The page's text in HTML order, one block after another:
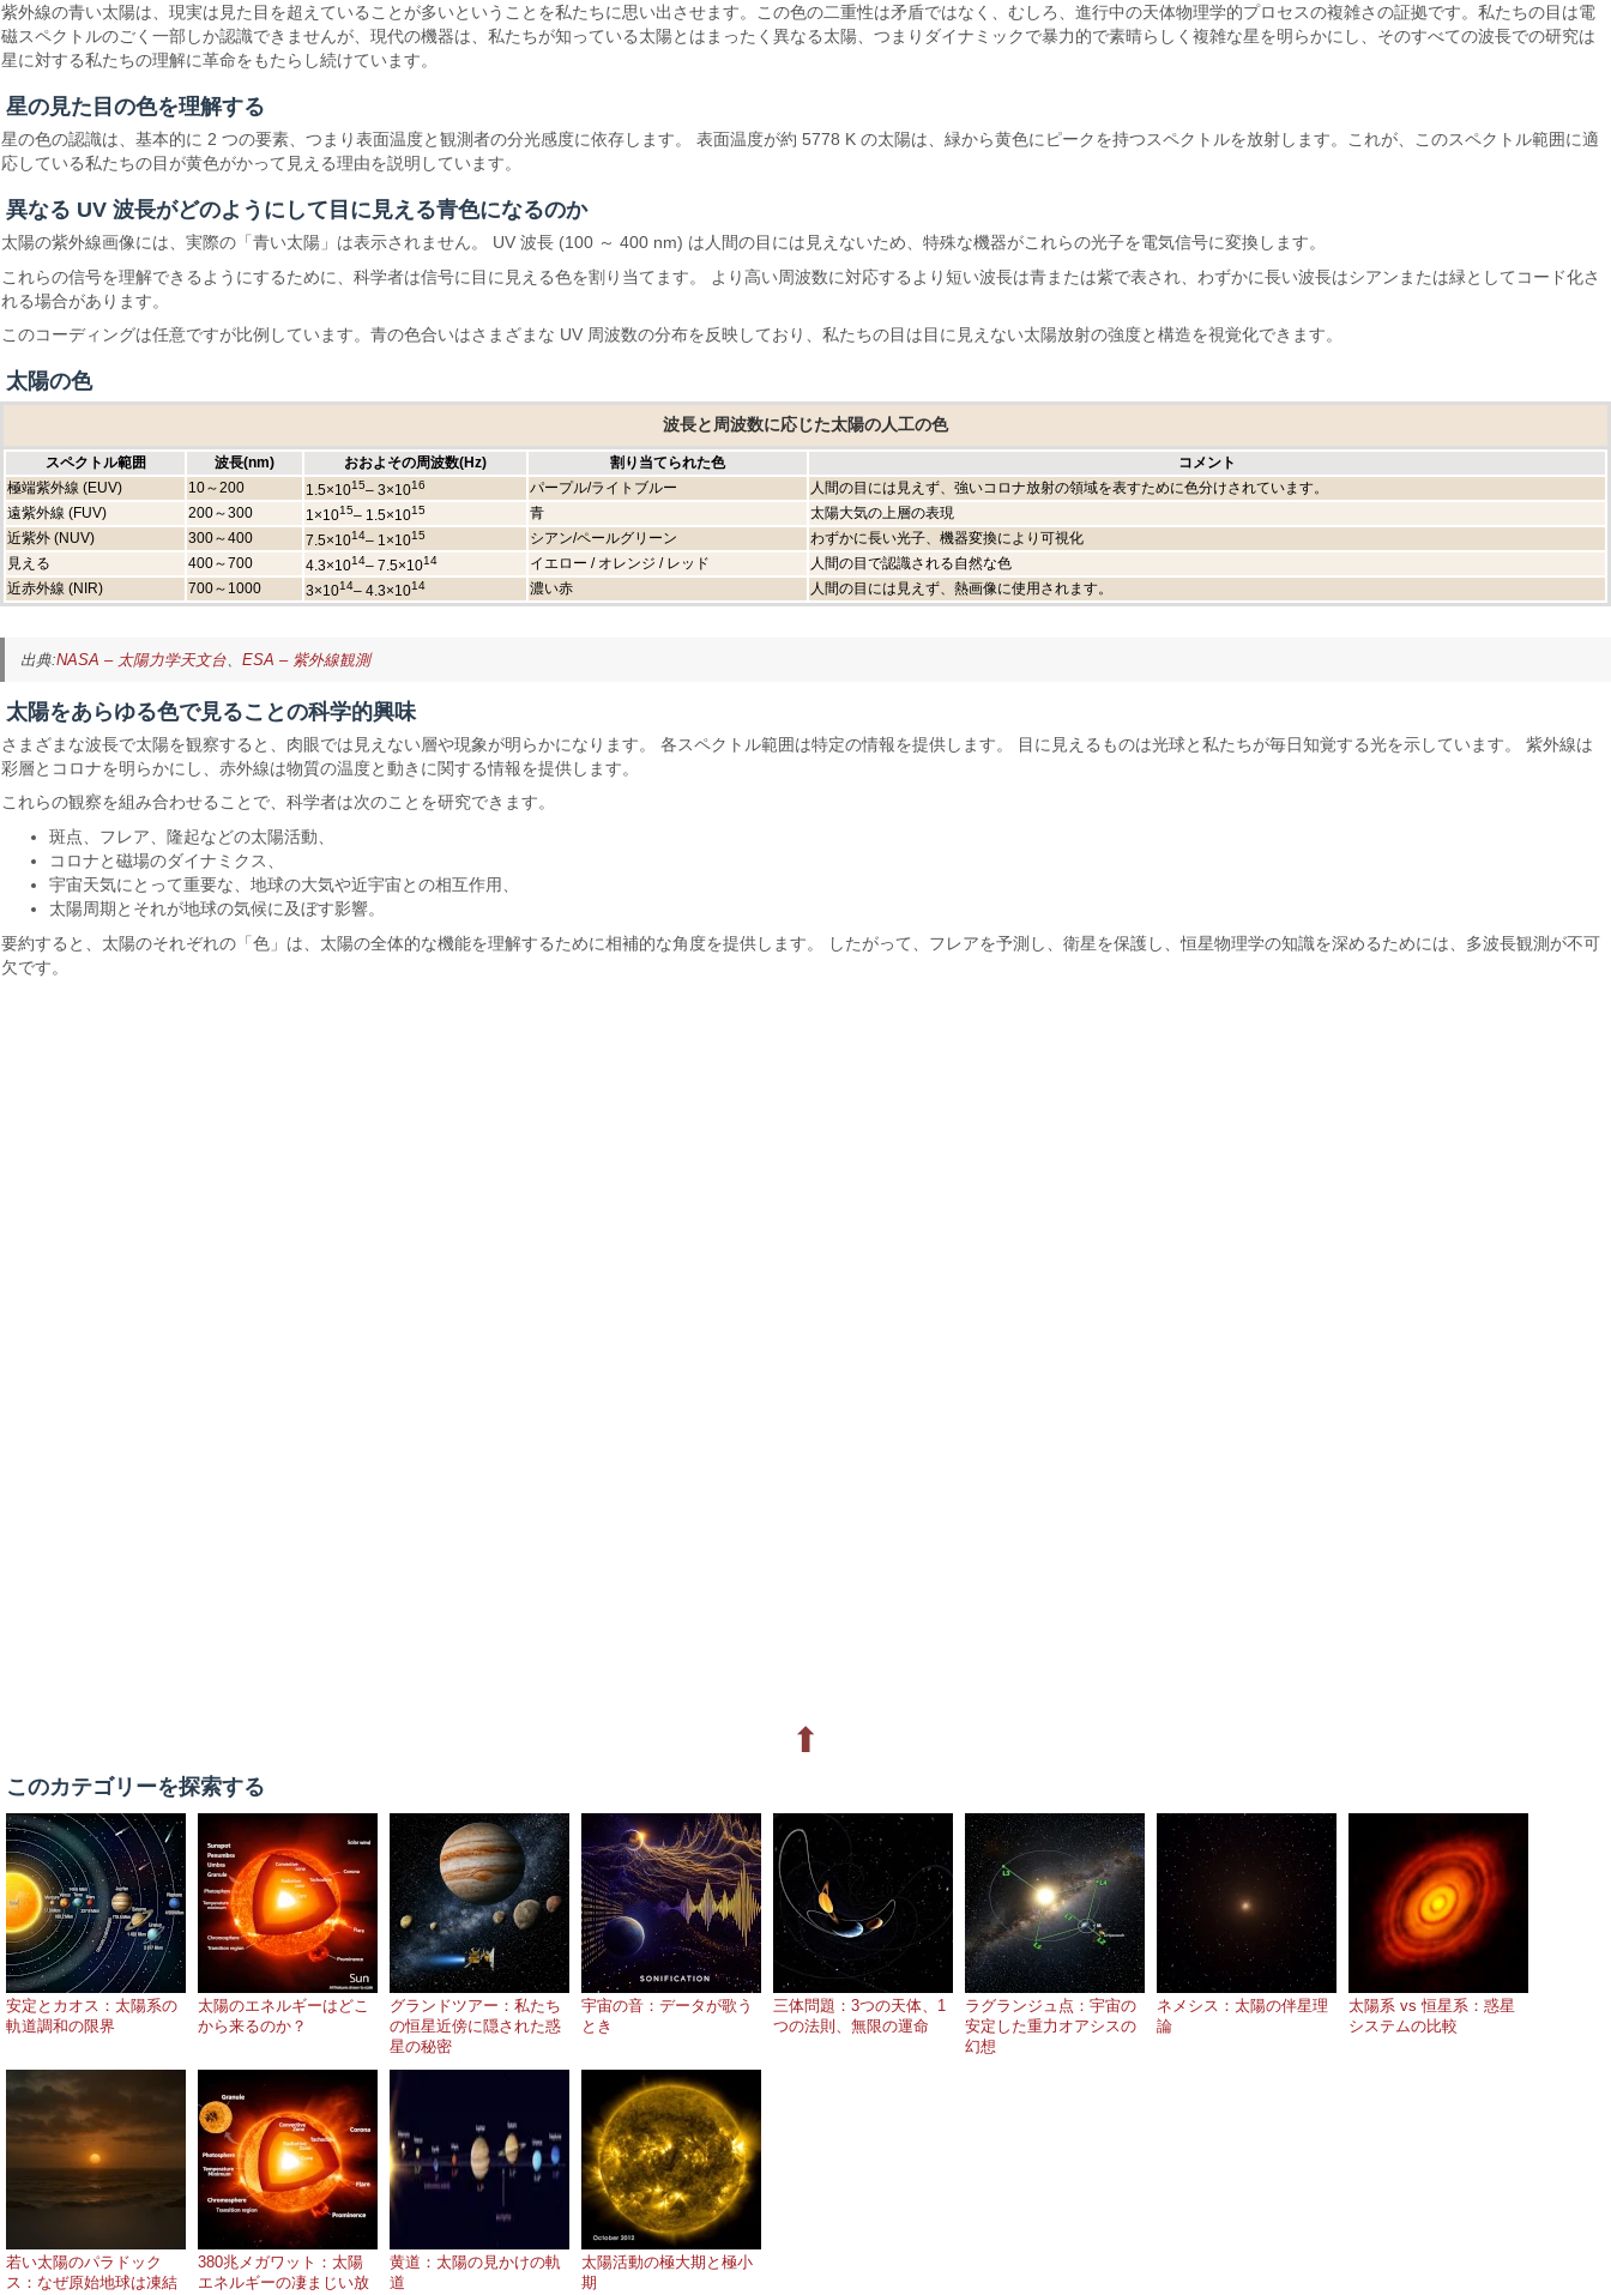
紫外線の青い太陽は、現実は見た目を超えていることが多いということを私たちに思い出させます。この色の二重性は矛盾ではなく、むしろ、進行中の天体物理学的プロセスの複雑さの証拠です。私たちの目は電
磁スペクトルのごく一部しか認識できませんが、現代の機器は、私たちが知っている太陽とはまったく異なる太陽、つまりダイナミックで暴力的で素晴らしく複雑な星を明らかにし、そのすべての波長での研究は
星に対する私たちの理解に革命をもたらし続けています。
星の見た目の色を理解する
星の色の認識は、基本的に 2 つの要素、つまり表面温度と観測者の分光感度に依存します。 表面温度が約 5778 K の太陽は、緑から黄色にピークを持つスペクトルを放射します。これが、このスペクトル範囲に適
応している私たちの目が黄色がかって見える理由を説明しています。
異なる UV 波長がどのようにして目に見える青色になるのか
太陽の紫外線画像には、実際の「青い太陽」は表示されません。 UV 波長 (100 ～ 400 nm) は人間の目には見えないため、特殊な機器がこれらの光子を電気信号に変換します。
これらの信号を理解できるようにするために、科学者は信号に目に見える色を割り当てます。 より高い周波数に対応するより短い波長は青または紫で表され、わずかに長い波長はシアンまたは緑としてコード化さ
れる場合があります。
このコーディングは任意ですが比例しています。青の色合いはさまざまな UV 周波数の分布を反映しており、私たちの目は目に見えない太陽放射の強度と構造を視覚化できます。
太陽の色
波長と周波数に応じた太陽の人工の色
スペクトル範囲 波長(nm) おおよその周波数(Hz) 割り当てられた色
コメント
極端紫外線 (EUV)
10～200 1.5×1015– 3×1016 パープル/ライトブルー
人間の目には見えず、強いコロナ放射の領域を表すために色分けされています。
遠紫外線 (FUV)
200～300 1×1015– 1.5×1015 青
太陽大気の上層の表現
近紫外 (NUV)
300～400 7.5×1014– 1×1015 シアン/ペールグリーン
わずかに長い光子、機器変換により可視化
見える
400～700 4.3×1014– 7.5×1014 イエロー / オレンジ / レッド
人間の目で認識される自然な色
近赤外線 (NIR)
700～1000 3×1014– 4.3×1014 濃い赤 人間の目には見えず、熱画像に使用されます。
出典:NASA – 太陽力学天文台、 ESA – 紫外線観測
太陽をあらゆる色で見ることの科学的興味
さまざまな波長で太陽を観察すると、肉眼では見えない層や現象が明らかになります。 各スペクトル範囲は特定の情報を提供します。 目に見えるものは光球と私たちが毎日知覚する光を示しています。 紫外線は
彩層とコロナを明らかにし、赤外線は物質の温度と動きに関する情報を提供します。
これらの観察を組み合わせることで、科学者は次のことを研究できます。
斑点、フレア、隆起などの太陽活動、
コロナと磁場のダイナミクス、
宇宙天気にとって重要な、地球の大気や近宇宙との相互作用、
太陽周期とそれが地球の気候に及ぼす影響。
要約すると、太陽のそれぞれの「色」は、太陽の全体的な機能を理解するために相補的な角度を提供します。 したがって、フレアを予測し、衛星を保護し、恒星物理学の知識を深めるためには、多波長観測が不可
欠です。
⬆
このカテゴリーを探索する
安定とカオス：太陽系の
軌道調和の限界
太陽のエネルギーはどこ
から来るのか？
グランドツアー：私たち
の恒星近傍に隠された惑
星の秘密
宇宙の音：データが歌う
とき
三体問題：3つの天体、1
つの法則、無限の運命
ラグランジュ点：宇宙の
安定した重力オアシスの
幻想
ネメシス：太陽の伴星理
論
太陽系 vs 恒星系：惑星
システムの比較
若い太陽のパラドック
ス：なぜ原始地球は凍結
380兆メガワット：太陽
エネルギーの凄まじい放
黄道：太陽の見かけの軌
道
太陽活動の極大期と極小
期